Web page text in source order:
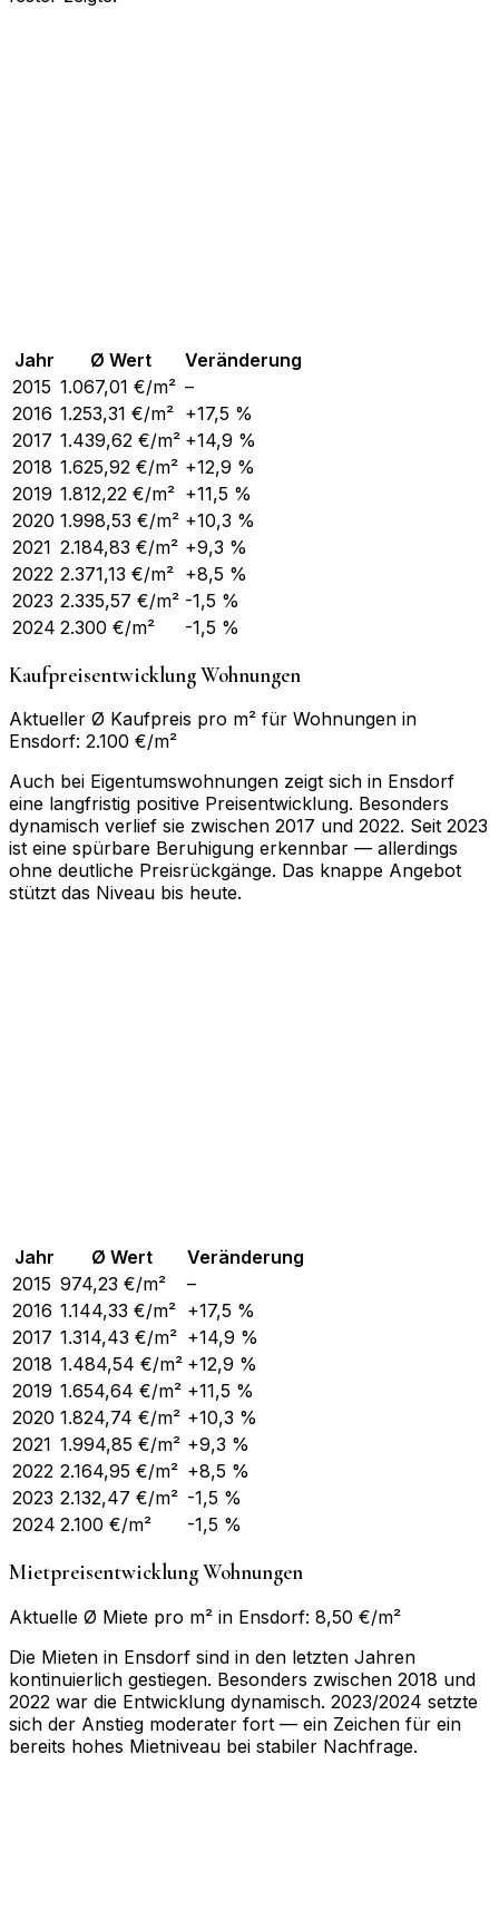
Jahr Ø Wert
Veränderung
2015 1.067,01 €/m² –
2016 1.253,31 €/m² +17,5 %
2017 1.439,62 €/m² +14,9 %
2018 1.625,92 €/m² +12,9 %
2019 1.812,22 €/m² +11,5 %
2020 1.998,53 €/m² +10,3 %
2021 2.184,83 €/m² +9,3 %
2022 2.371,13 €/m² +8,5 %
2023 2.335,57 €/m² -1,5 %
2024 2.300 €/m² -1,5 %
Kaufpreisentwicklung Wohnungen
Aktueller Ø Kaufpreis pro m² für Wohnungen in
Ensdorf: 2.100 €/m²
Auch bei Eigentumswohnungen zeigt sich in Ensdorf
eine langfristig positive Preisentwicklung. Besonders
dynamisch verlief sie zwischen 2017 und 2022. Seit 2023
ist eine spürbare Beruhigung erkennbar — allerdings
ohne deutliche Preisrückgänge. Das knappe Angebot
stützt das Niveau bis heute.
Jahr Ø Wert
Veränderung
2015 974,23 €/m²
–
2016 1.144,33 €/m² +17,5 %
2017 1.314,43 €/m² +14,9 %
2018 1.484,54 €/m² +12,9 %
2019 1.654,64 €/m² +11,5 %
2020 1.824,74 €/m² +10,3 %
2021 1.994,85 €/m² +9,3 %
2022 2.164,95 €/m² +8,5 %
2023 2.132,47 €/m² -1,5 %
2024 2.100 €/m² -1,5 %
Mietpreisentwicklung Wohnungen
Aktuelle Ø Miete pro m² in Ensdorf: 8,50 €/m²
Die Mieten in Ensdorf sind in den letzten Jahren
kontinuierlich gestiegen. Besonders zwischen 2018 und
2022 war die Entwicklung dynamisch. 2023/2024 setzte
sich der Anstieg moderater fort — ein Zeichen für ein
bereits hohes Mietniveau bei stabiler Nachfrage.